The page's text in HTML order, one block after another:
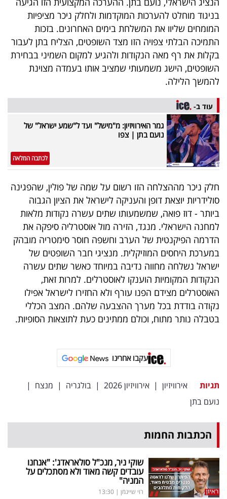
אדום
פרסמו
באייס
עקבו
אחרינו:
בניגוד מוחלט להערכות המוקדמות ולחלק ניכר מציפיות
המומחים שליוו את המשלחת בימים האחרונים. בזכות
התמיכה הבלתי צפויה הזו מצד השופטים, הצליח בתן לעבור
בקלות את רף מאה הנקודות ולהגיע למקום השמיני בבחירת
השופטים, הישג משמעותי שמציב אותו בעמדה מצוינת
להמשך הלילה.
עוד ב-
גמר האירוויזיון: מ"מישל" ועד ל"שמע ישראל" של
נועם בתן | צפו
לכתבה המלאה
חלק ניכר מההצלחה הזו רשום על שמה של פולין, שהפגינה
סולידריות יוצאת דופן והעניקה לישראל את הציון הגבוה
ביותר - דוז פואה, שמשמעותו שתים עשרה נקודות מלאות
למחנה הישראלי. מנגד, הזירה מול אוסטרליה סיפקה את
הדרמה הפיקנטית של הערב וחשפה חוסר סימטריה מובהק
במערכת היחסים המוזיקלית. מנציגי חבר השופטים של
ישראל נשלחה מחווה נדיבה במיוחד כאשר שתים עשרה
הנקודות המקומיות הוענקו לאוסטרלים. למרות זאת,
האוסטרלים מצידם הפנו עורף ולא החזירו לישראל אפילו
נקודה בודדת בכל מערך ההצבעה שלהם. המצב הכללי
בטבלה נותר מתוח, וכולם ממתינים כעת לתוצאות הסופיות.
עקבו אחרינו
תגיות אירוויזיון | אירוויזיון 2026 | בולגריה | מנצח |
נועם בתן
הכתבות החמות
שוקי ניר, מנכ"ל סולאראדג': "אנחנו
עובדים קשה מאוד ולא מסתכלים על
המניה"
רוי שיינמן |
13:30